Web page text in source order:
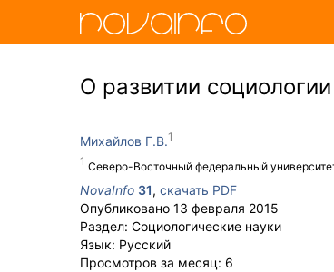
О развитии
Михайлов Г.В.
Северо-Восточный федеральный
NovaInfo 31, скачать PDF
Опубликовано 13 февраля 2015
Раздел: Социологические науки
Язык: Русский
Просмотров за месяц: 6